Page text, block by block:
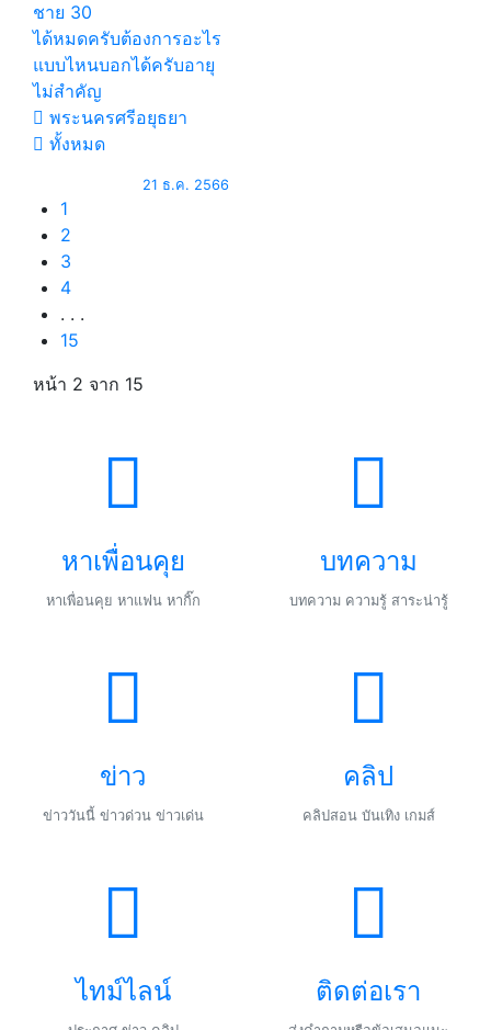
ชาย 30
ได้หมดครับต้องการอะไร
แบบไหนบอกได้ครับอายุ
ไม่สำคัญ
พระนครศรีอยุธยา
ทั้งหมด
21 ธ.ค. 2566
1
2
3
4
. . .
15
หน้า 2 จาก 15
หาเพื่อนคุย
หาเพื่อนคุย หาแฟน หากิ๊ก
บทความ
บทความ ความรู้ สาระน่ารู้
ข่าว
ข่าววันนี้ ข่าวด่วน ข่าวเด่น
คลิป
คลิปสอน บันเทิง เกมส์
ไทม์ไลน์ ติดต่อเรา